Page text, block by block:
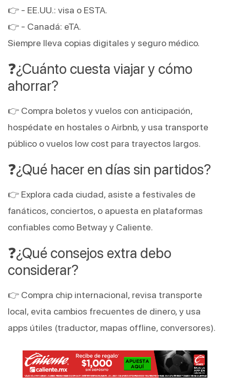
👉 - EE.UU.: visa o ESTA.
👉 - Canadá: eTA.
Siempre lleva copias digitales y seguro médico.
❓¿Cuánto cuesta viajar y cómo
ahorrar?
👉 Compra boletos y vuelos con anticipación,
hospédate en hostales o Airbnb, y usa transporte
público o vuelos low cost para trayectos largos.
❓¿Qué hacer en días sin partidos?
👉 Explora cada ciudad, asiste a festivales de
fanáticos, conciertos, o apuesta en plataformas
confiables como Betway y Caliente.
❓¿Qué consejos extra debo
considerar?
👉 Compra chip internacional, revisa transporte
local, evita cambios frecuentes de dinero, y usa
apps útiles (traductor, mapas offline, conversores).